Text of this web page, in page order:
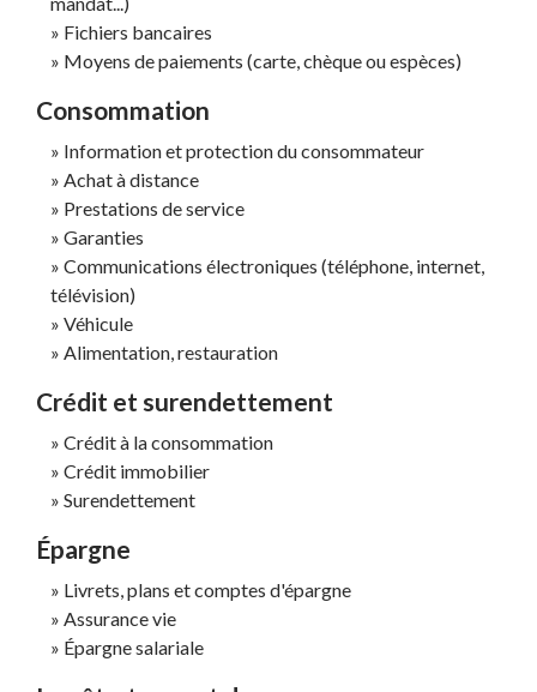
Fichiers bancaires
Moyens de paiements (carte, chèque ou espèces)
Consommation
Information et protection du consommateur
Achat à distance
Prestations de service
Garanties
Communications électroniques (téléphone, internet,
télévision)
Véhicule
Alimentation, restauration
Crédit et surendettement
Crédit à la consommation
Crédit immobilier
Surendettement
Épargne
Livrets, plans et comptes d'épargne
Assurance vie
Épargne salariale